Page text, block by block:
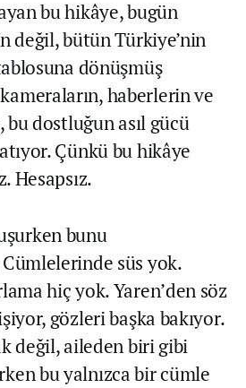
bu hikâye, bugün
değil, bütün Türkiye’nin
dönüşmüş
haberlerin ve
dostluğun asıl gücü
Çünkü bu hikâye
Hesapsız.
bunu
süs yok.
hiç yok. Yaren’den söz
gözleri başka bakıyor.
değil, aileden biri gibi
bu yalnızca bir cümle